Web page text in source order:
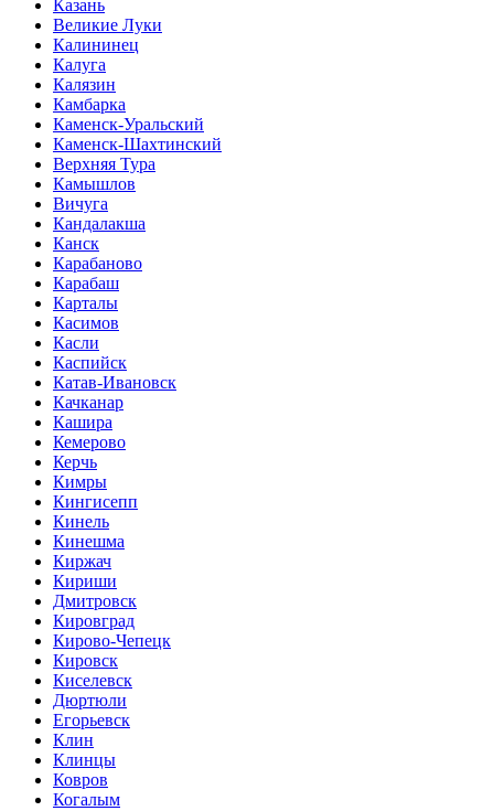
Казань
Великие Луки
Калининец
Калуга
Калязин
Камбарка
Каменск-Уральский
Каменск-Шахтинский
Верхняя Тура
Камышлов
Вичуга
Кандалакша
Канск
Карабаново
Карабаш
Карталы
Касимов
Касли
Каспийск
Катав-Ивановск
Качканар
Кашира
Кемерово
Керчь
Кимры
Кингисепп
Кинель
Кинешма
Киржач
Кириши
Дмитровск
Кировград
Кирово-Чепецк
Кировск
Киселевск
Дюртюли
Егорьевск
Клин
Клинцы
Ковров
Когалым